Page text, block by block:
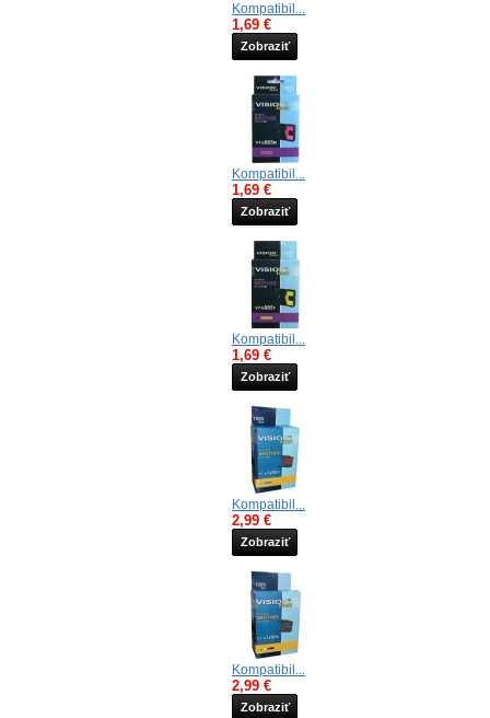
Kompatibil...
1,69 €
Zobraziť
Kompatibil...
1,69 €
Zobraziť
Kompatibil...
1,69 €
Zobraziť
Kompatibil...
2,99 €
Zobraziť
Kompatibil...
2,99 €
Zobraziť